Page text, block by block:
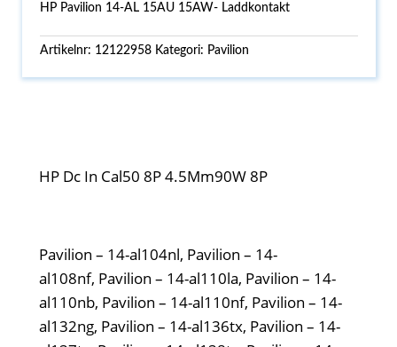
HP Pavilion 14-AL 15AU 15AW- Laddkontakt
Artikelnr: 12122958 Kategori: Pavilion
HP Dc In Cal50 8P 4.5Mm90W 8P
Pavilion – 14-al104nl, Pavilion – 14-
al108nf, Pavilion – 14-al110la, Pavilion – 14-
al110nb, Pavilion – 14-al110nf, Pavilion – 14-
al132ng, Pavilion – 14-al136tx, Pavilion – 14-